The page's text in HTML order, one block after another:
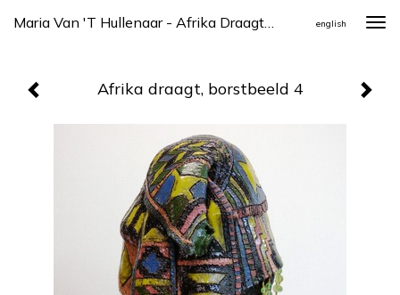
Maria Van 't Hullenaar - Afrika Draagt, Borstbeeld 4 english
Afrika draagt, borstbeeld 4